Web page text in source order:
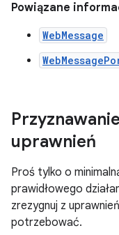
Powiązane
WebMessage
uprawnień
Proś tylko o
prawidłowego
zrezygnuj z
potrzebować.